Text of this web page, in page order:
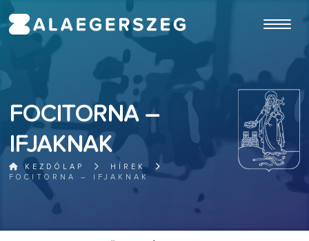
FOCITORNA –
IFJAKNAK
KEZDŐLAP
HÍREK
FOCITORNA – IFJAKNAK